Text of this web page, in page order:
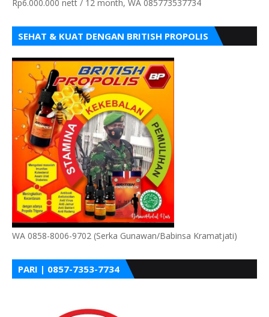
Rp6.000.000 nett / 12 month, WA 085773537734
SEHAT & KUAT DENGAN BRITISH PROPOLIS
WA 0858-8006-9702 (Serka Gunawan/Babinsa Kramatjati)
PARI | 0857-7353-7734